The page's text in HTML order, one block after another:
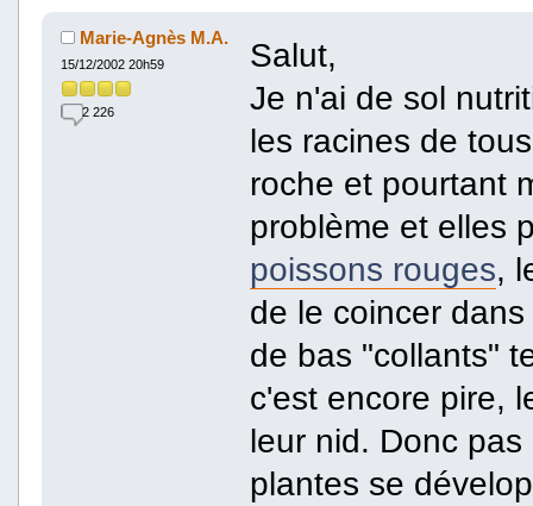
Marie-Agnès M.A.
15/12/2002 20h59
2 226
Salut,
Je n'ai de sol
les racines de
roche et pourtant
problème et elles
poissons rouges,
de le coincer
de bas "collants"
c'est encore pire,
leur nid. Donc
plantes se